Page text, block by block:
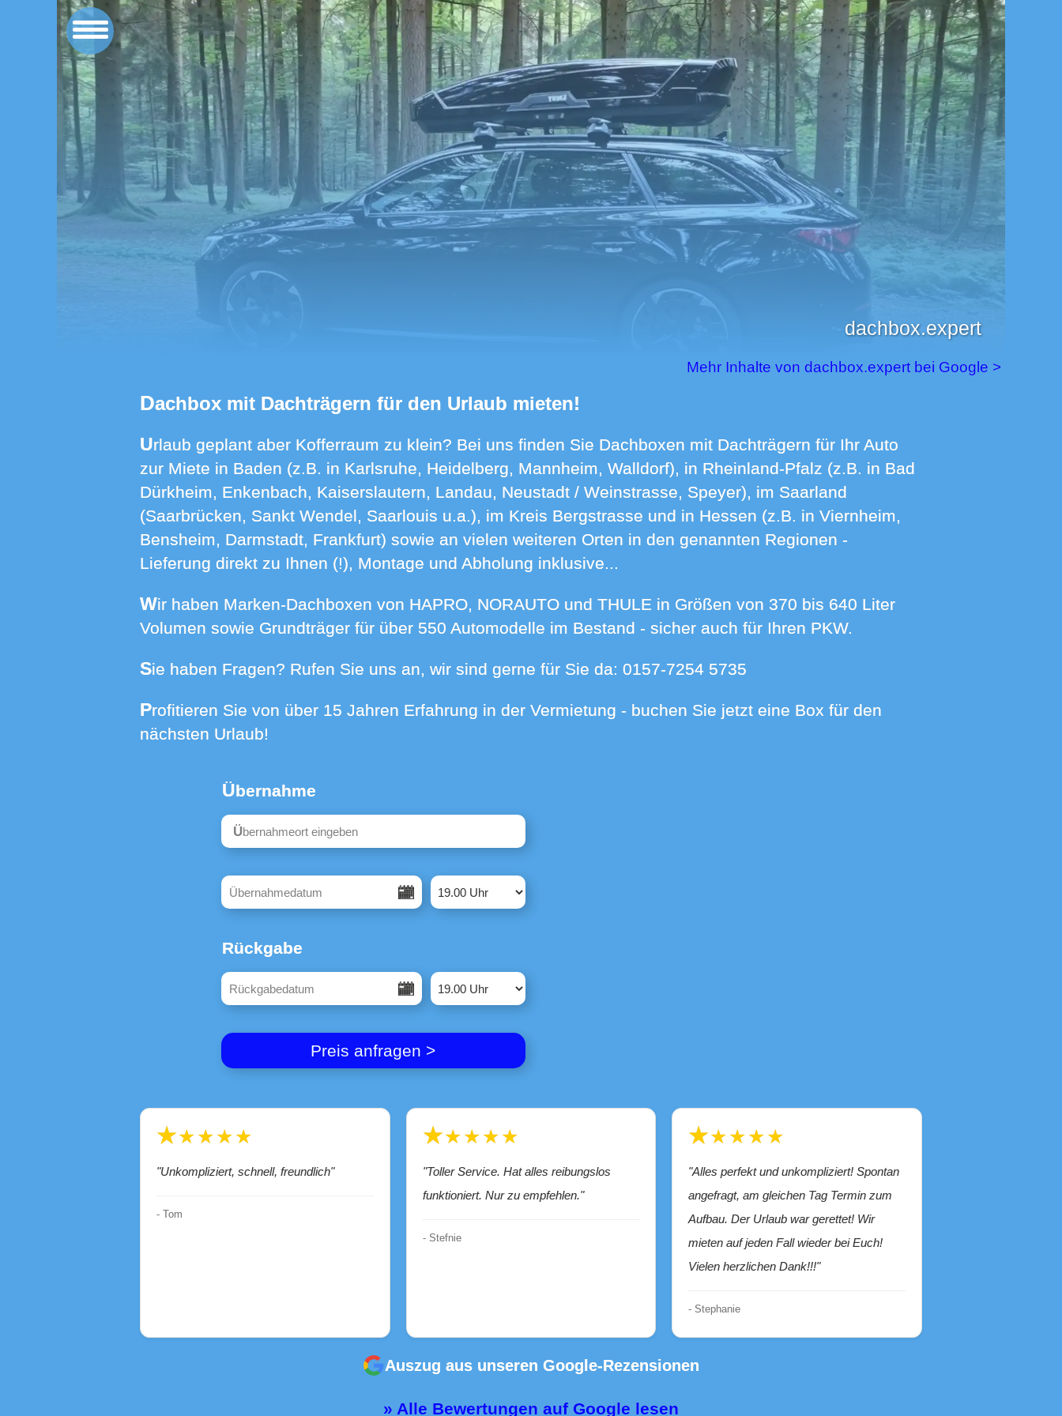
dachbox.expert
Mehr Inhalte von dachbox.expert bei Google >
Dachbox mit Dachträgern für den Urlaub mieten!
Urlaub geplant aber Kofferraum zu klein? Bei uns finden Sie Dachboxen mit Dachträgern für Ihr Auto
zur Miete in Baden (z.B. in Karlsruhe, Heidelberg, Mannheim, Walldorf), in Rheinland-Pfalz (z.B. in Bad
Dürkheim, Enkenbach, Kaiserslautern, Landau, Neustadt / Weinstrasse, Speyer), im Saarland
(Saarbrücken, Sankt Wendel, Saarlouis u.a.), im Kreis Bergstrasse und in Hessen (z.B. in Viernheim,
Bensheim, Darmstadt, Frankfurt) sowie an vielen weiteren Orten in den genannten Regionen -
Lieferung direkt zu Ihnen (!), Montage und Abholung inklusive...
Wir haben Marken-Dachboxen von HAPRO, NORAUTO und THULE in Größen von 370 bis 640 Liter
Volumen sowie Grundträger für über 550 Automodelle im Bestand - sicher auch für Ihren PKW.
Sie haben Fragen? Rufen Sie uns an, wir sind gerne für Sie da: 0157-7254 5735
Profitieren Sie von über 15 Jahren Erfahrung in der Vermietung - buchen Sie jetzt eine Box für den
nächsten Urlaub!
Übernahme
Type 4 or more characters for results.
Rückgabe
Preis anfragen >
★★★★★
"Unkompliziert, schnell, freundlich"
- Tom
★★★★★
"Toller Service. Hat alles reibungslos
funktioniert. Nur zu empfehlen."
- Stefnie
★★★★★
"Alles perfekt und unkompliziert! Spontan
angefragt, am gleichen Tag Termin zum
Aufbau. Der Urlaub war gerettet! Wir
mieten auf jeden Fall wieder bei Euch!
Vielen herzlichen Dank!!!"
- Stephanie
Auszug aus unseren Google-Rezensionen
» Alle Bewertungen auf Google lesen